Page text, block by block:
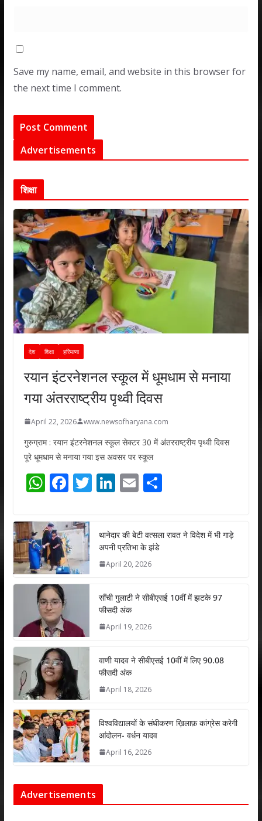
Save my name, email, and website in this browser for
the next time I comment.
Advertisements
शिक्षा
देश शिक्षा हरियाणा
रयान इंटरनेशनल स्कूल में धूमधाम से मनाया
गया अंतरराष्ट्रीय पृथ्वी दिवस
April 22, 2026 www.newsofharyana.com
गुरुग्राम : रयान इंटरनेशनल स्कूल सेक्टर 30 में अंतरराष्ट्रीय पृथ्वी दिवस
पूरे धूमधाम से मनाया गया इस अवसर पर स्कूल
W
at
s
A
p
p
F
e
b
o
o
T
er
Li
e
dI
E
l
S
e
थानेदार की बेटी वत्सला रावत ने विदेश में भी गाड़े
अपनी प्रतिभा के झंडे
April 20, 2026
साँची गुलाटी ने सीबीएसई 10वीं में झटके 97
फीसदी अंक
April 19, 2026
वाणी यादव ने सीबीएसई 10वीं में लिए 90.08
फीसदी अंक
April 18, 2026
विश्वविद्यालयों के संघीकरण ख़िलाफ़ कांग्रेस करेगी
आंदोलन- वर्धन यादव
April 16, 2026
Advertisements